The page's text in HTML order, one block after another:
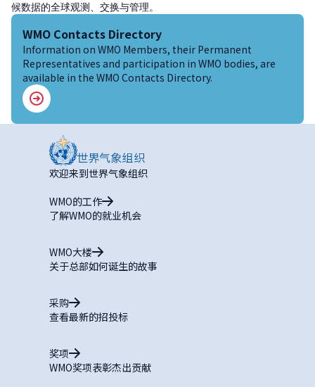
候数据的全球观测、交换与管理。
WMO Contacts Directory
Information on WMO Members, their Permanent
Representatives and participation in WMO bodies, are
available in the WMO Contacts Directory.
欢迎来到世界气象组织
WMO的工作
了解WMO的就业机会
WMO大楼
关于总部如何诞生的故事
采购
查看最新的招投标
奖项
WMO奖项表彰杰出贡献